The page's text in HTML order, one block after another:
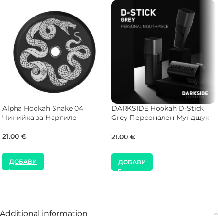
Alpha Hookah Snake 04
Чинийка за Наргиле
21.00 €
ДОБАВИ
DARKSIDE Hookah D-Stick
Grey Персонален Мундщук
21.00 €
ДОБАВИ
Additional information